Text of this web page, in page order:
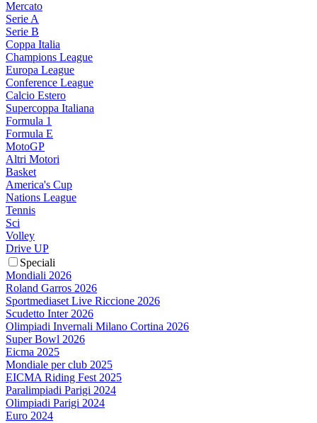
Mercato
Serie A
Serie B
Coppa Italia
Champions League
Europa League
Conference League
Calcio Estero
Supercoppa Italiana
Formula 1
Formula E
MotoGP
Altri Motori
Basket
America's Cup
Nations League
Tennis
Sci
Volley
Drive UP
Speciali
Mondiali 2026
Roland Garros 2026
Sportmediaset Live Riccione 2026
Scudetto Inter 2026
Olimpiadi Invernali Milano Cortina 2026
Super Bowl 2026
Eicma 2025
Mondiale per club 2025
EICMA Riding Fest 2025
Paralimpiadi Parigi 2024
Olimpiadi Parigi 2024
Euro 2024